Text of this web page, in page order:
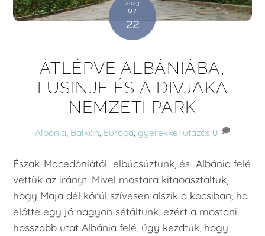
2023
07
22
ÁTLÉPVE ALBÁNIÁBA,
LUSINJE ÉS A DIVJAKA
NEMZETI PARK
Albánia, Balkán, Európa, gyerekkel utazás 0
Észak-Macedóniától elbúcsúztunk, és Albánia felé
vettük az irányt. Mivel mostara kitaoasztaltuk,
hogy Maja dél körül szívesen alszik a kocsiban, ha
előtte egy jó nagyon sétáltunk, ezért a mostani
hosszabb utat Albánia felé, úgy kezdtük, hogy